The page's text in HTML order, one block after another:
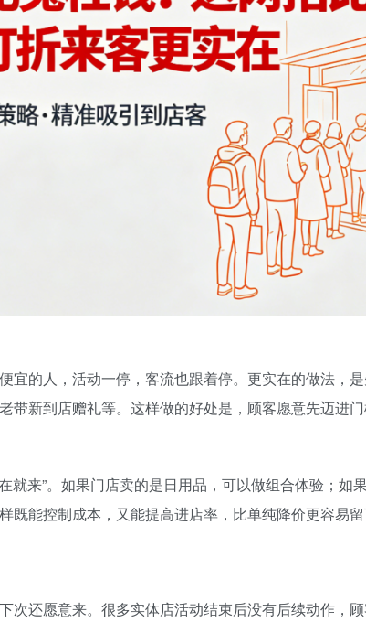
宜的人，活动一停，客流也跟着停。更实在的做法，
带新到店赠礼等。这样做的好处是，顾客愿意先迈进
就来”。如果门店卖的是日用品，可以做组合体验；如
能控制成本，又能提高进店率，比单纯降价更容易留
还愿意来。很多实体店活动结束后没有后续动作，顾